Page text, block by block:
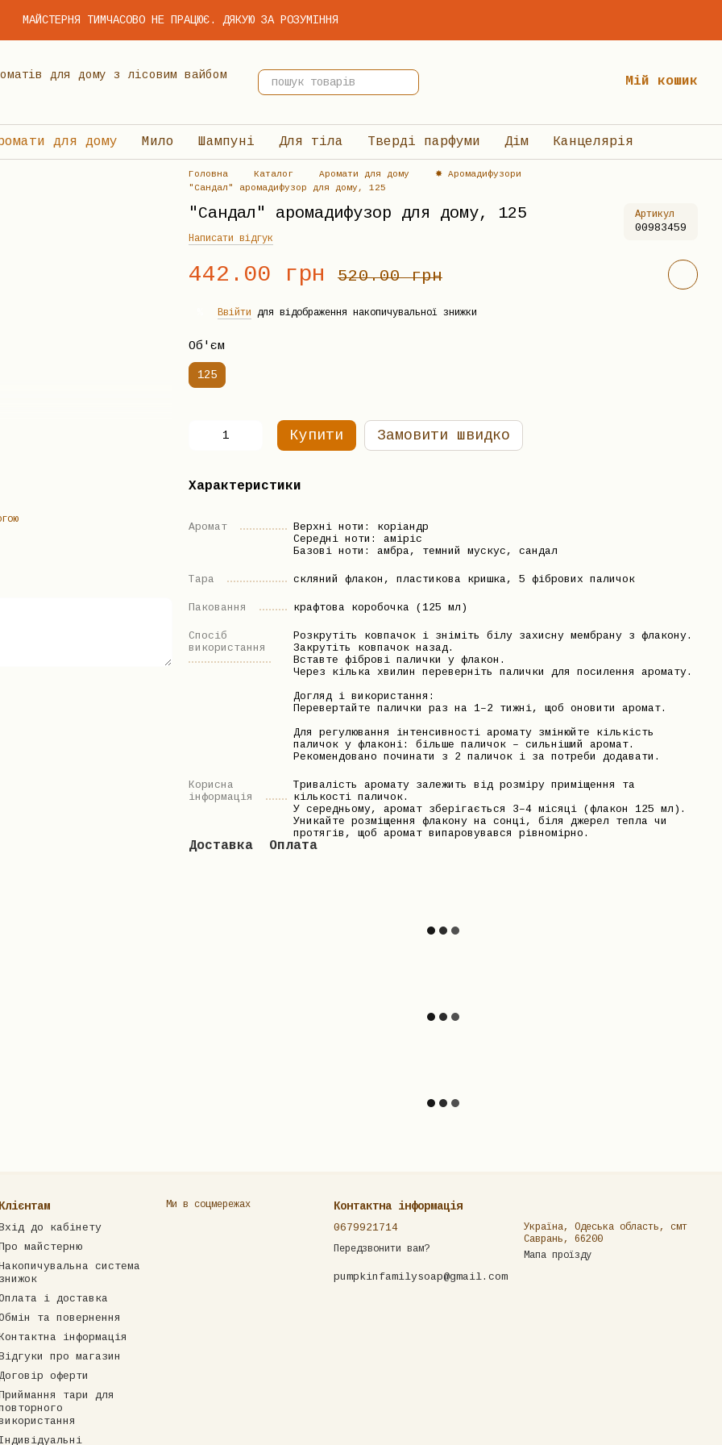
МАЙСТЕРНЯ ТИМЧАСОВО НЕ ПРАЦЮЄ. ДЯКУЮ ЗА РОЗУМІННЯ
для дому з лісовим вайбом
Мій кошик
для дому Мило Шампуні Для тіла Тверді парфуми Дім Канцелярія
Головна Каталог Аромати для дому
✸ Аромадифузори
"Сандал" аромадифузор для дому, 125
"Сандал" аромадифузор для дому, 125 Артикул
00983459
Написати відгук
442.00 грн 520.00 грн
Ввійти для відображення накопичувальної знижки
Об'єм
125
Купити Замовити швидко
Характеристики
Аромат
Верхні ноти: коріандр
Середні ноти: аміріс
Базові ноти: амбра, темний мускус, сандал
Тара скляний флакон, пластикова кришка, 5 фібрових паличок
Паковання крафтова коробочка (125 мл)
Спосіб
використання
Розкрутіть ковпачок і зніміть білу захисну мембрану з флакону.
Закрутіть ковпачок назад.
Вставте фіброві палички у флакон.
Через кілька хвилин переверніть палички для посилення аромату.
Догляд і використання:
Перевертайте палички раз на 1–2 тижні, щоб оновити аромат.
Для регулювання інтенсивності аромату змінюйте кількість
паличок у флаконі: більше паличок – сильніший аромат.
Рекомендовано починати з 2 паличок і за потреби додавати.
Корисна
інформація
Тривалість аромату залежить від розміру приміщення та
кількості паличок.
У середньому, аромат зберігається 3–4 місяці (флакон 125 мл).
Уникайте розміщення флакону на сонці, біля джерел тепла чи
протягів, щоб аромат випаровувався рівномірно.
Доставка Оплата
Клієнтам
до кабінету
майстерню
система
знижок
і доставка
та повернення
інформація
про магазин
оферти
тари для
Ми в соцмережах Контактна інформація
0679921714
Передзвонити вам?
pumpkinfamilysoap@gmail.com
Україна, Одеська область, смт
Саврань, 66200
Мапа проїзду